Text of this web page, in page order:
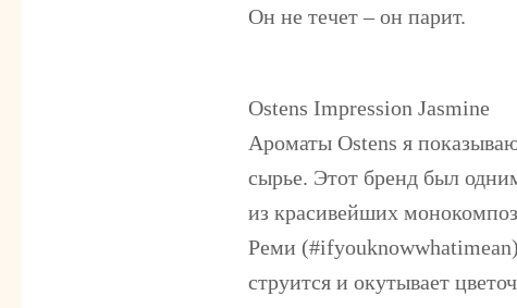
Он не течет – он парит.
Ostens Impression Jasmine
Ароматы Ostens я
сырье. Этот бренд был
из красивейших
Реми
струится и окутывает